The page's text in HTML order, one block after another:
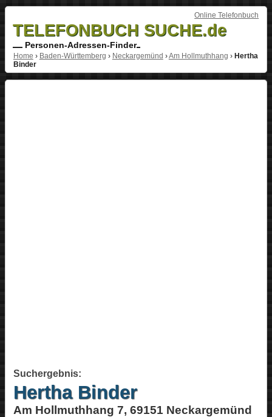
Online Telefonbuch
TELEFONBUCH SUCHE.de
Personen-Adressen-Finder
Home › Baden-Württemberg › Neckargemünd ›Am Hollmuthhang › Hertha
Binder
Suchergebnis:
Hertha Binder
Am Hollmuthhang 7, 69151 Neckargemünd